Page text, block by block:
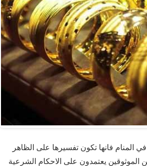
المنام فانها تكون تفسيرها على الظاهر
الموثوقين يعتمدون على الاحكام الشرعية